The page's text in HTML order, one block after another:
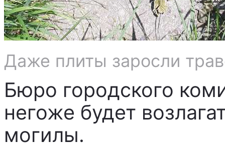
Даже плиты заросли
Бюро городского
негоже будет
могилы.